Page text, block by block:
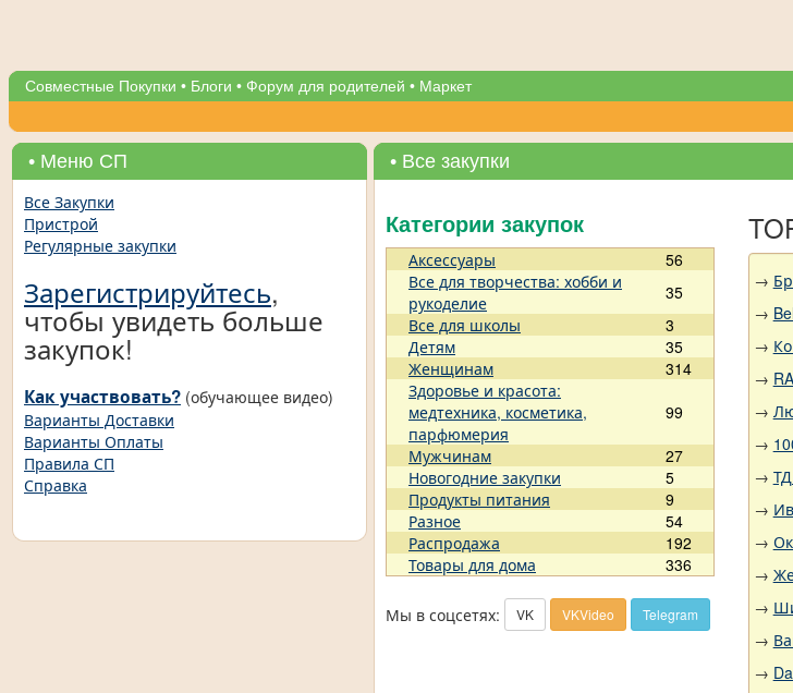
Совместные Покупки • Блоги • Форум для родителей • Маркет
• Меню СП
Все Закупки
Пристрой
Регулярные закупки
Зарегистрируйтесь,
чтобы увидеть больше
закупок!
Как участвовать? (обучающее видео)
Варианты Доставки
Варианты Оплаты
Правила СП
Справка
• Все закупки
Категории закупок
Аксессуары
56
Все для творчества: хобби и
рукоделие
35
Все для школы
3
Детям
35
Женщинам
314
Здоровье и красота:
медтехника, косметика,
парфюмерия
99
Мужчинам
27
Новогодние закупки
5
Продукты питания
9
Разное
54
Распродажа
192
Товары для дома
336
Мы в соцсетях: VK VKVideo Telegram
→
→
→
→
→
→
→
→
→
→
→
→
→